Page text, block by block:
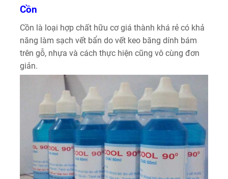
Cồn
Cồn là loại hợp chất hữu cơ giá thành khá rẻ có khả
năng làm sạch vết bẩn do vết keo băng dính bám
trên gỗ, nhựa và cách thực hiện cũng vô cùng đơn
giản.